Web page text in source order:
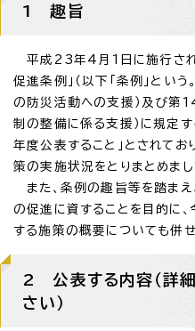
1 趣旨
平成23年4月1日に施行され
促進条例」（以下「条例」とい
の防災活動への支援）及び第
制の整備に係る支援）に規定
年度公表すること」とされてお
策の実施状況をとりまとめまし
また、条例の趣旨等を踏ま
の促進に資することを目的に
する施策の概要についても併せ
2 公表する内容（詳細
さい）